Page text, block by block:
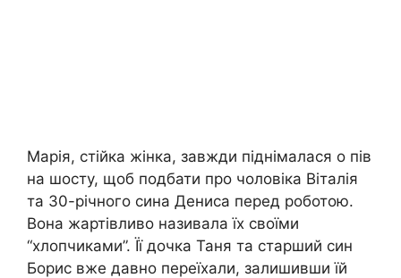
Марія, стійка жінка, завжди піднімалася о пів
на шосту, щоб подбати про чоловіка Віталія
та 30-річного сина Дениса перед роботою.
Вона жартівливо називала їх своїми
“хлопчиками”. Її дочка Таня та старший син
Борис вже давно переїхали, залишивши їй